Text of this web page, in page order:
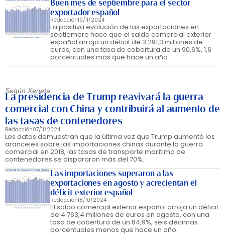
Buen mes de septiembre para el sector
exportador español
Redacción19/11/2024
La positiva evolución de las exportaciones en
septiembre hace que el saldo comercial exterior
español arroja un déficit de 3.291,3 millones de
euros, con una tasa de cobertura de un 90,6%, 1,6
porcentuales más que hace un año.
Según Xeneta
La presidencia de Trump reavivará la guerra
comercial con China y contribuirá al aumento de
las tasas de contenedores
Redacción07/11/2024
Los datos demuestran que la última vez que Trump aumentó los
aranceles sobre las importaciones chinas durante la guerra
comercial en 2018, las tasas de transporte marítimo de
contenedores se dispararon más del 70%.
Las importaciones superaron a las
exportaciones en agosto y acrecientan el
déficit exterior español
Redacción18/10/2024
El saldo comercial exterior español arroja un déficit
de 4.763,4 millones de euros en agosto, con una
tasa de cobertura de un 84,9%, seis décimas
porcentuales menos que hace un año.